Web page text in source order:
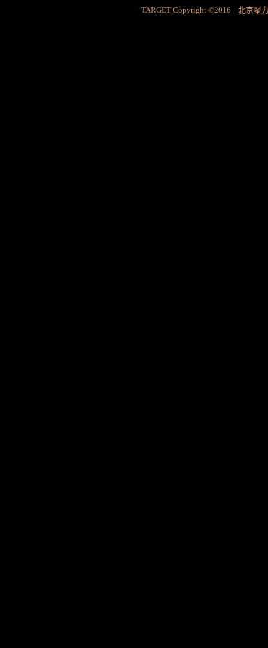
TARGET Copyright ©2016 北京聚